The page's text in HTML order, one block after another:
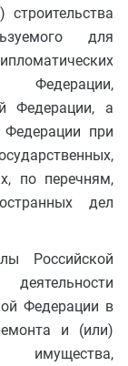
для
Федерации,
Федерации, а
Федерации при
по перечням,
дел
Российской
Федерации в
и (или)
имущества,